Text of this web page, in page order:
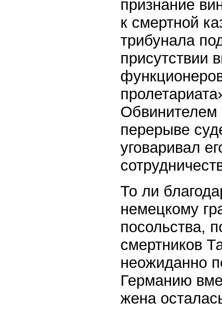
признание
к смертной
трибунала
присутствии
перерыве
уговаривал
То ли
немецкому
посольства,
смертников
неожиданно
Германию
жена